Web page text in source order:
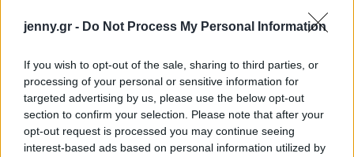
jenny.gr - Do Not Process My Personal Information
If you wish to opt-out of the sale, sharing to third parties, or
processing of your personal or sensitive information for
targeted advertising by us, please use the below opt-out
section to confirm your selection. Please note that after your
opt-out request is processed you may continue seeing
interest-based ads based on personal information utilized by